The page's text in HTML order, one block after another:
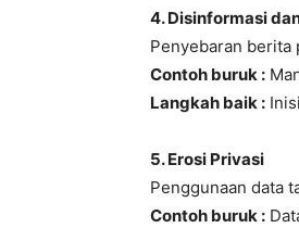
4. Disinformasi
Penyebaran berita
Contoh buruk :
Langkah baik :
5. Erosi Privasi
Penggunaan data
Contoh buruk :